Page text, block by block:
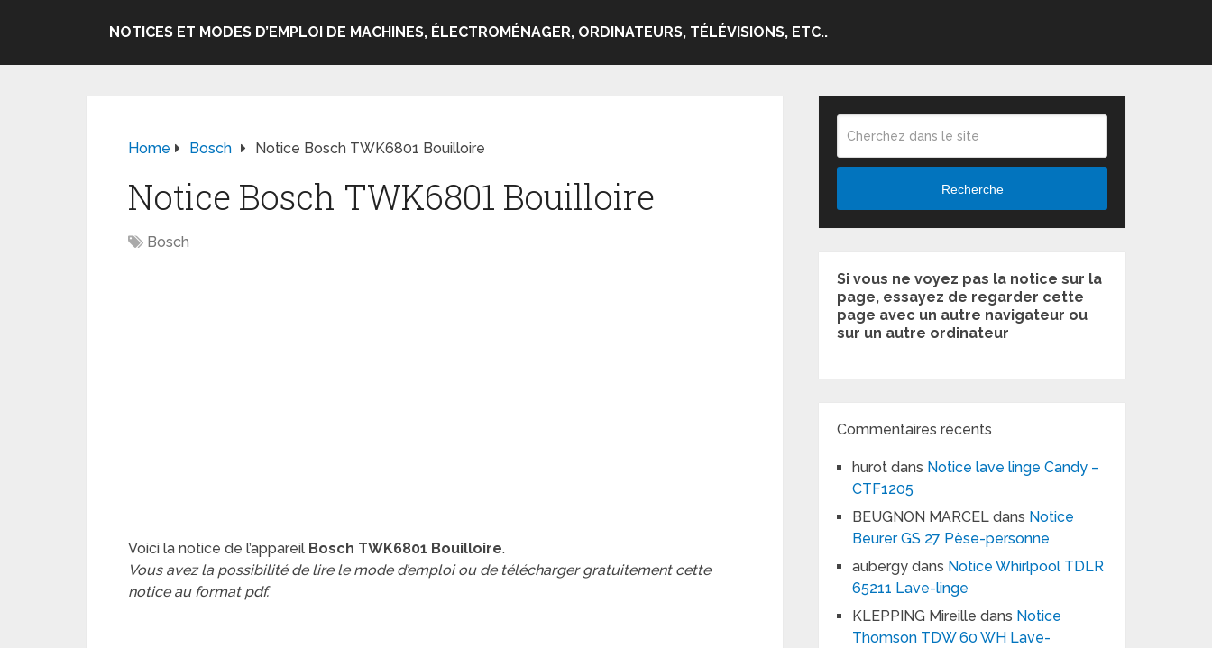
NOTICES ET MODES D’EMPLOI DE MACHINES, ÉLECTROMÉNAGER, ORDINATEURS, TÉLÉVISIONS, ETC..
Home Bosch Notice Bosch TWK6801 Bouilloire
Notice Bosch TWK6801 Bouilloire
Bosch
Voici la notice de l’appareil Bosch TWK6801 Bouilloire.
Vous avez la possibilité de lire le mode d’emploi ou de télécharger gratuitement cette
notice au format pdf.
Recherche
Si vous ne voyez pas la notice sur la
page, essayez de regarder cette
page avec un autre navigateur ou
sur un autre ordinateur
Commentaires récents
hurot dans Notice lave linge Candy –
CTF1205
BEUGNON MARCEL dans Notice
Beurer GS 27 Pèse-personne
aubergy dans Notice Whirlpool TDLR
65211 Lave-linge
KLEPPING Mireille dans Notice
Thomson TDW 60 WH Lave-